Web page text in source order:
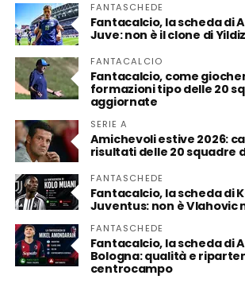
FANTASCHEDE
Fantacalcio, la scheda di
Juve: non è il clone di Yildiz
FANTACALCIO
Fantacalcio, come
formazioni tipo delle 20
aggiornate
SERIE A
Amichevoli estive 2026:
risultati delle 20 squadre
FANTASCHEDE
Fantacalcio, la scheda di
Juventus: non è Vlahovic
FANTASCHEDE
Fantacalcio, la scheda di
Bologna: qualità e
centrocampo